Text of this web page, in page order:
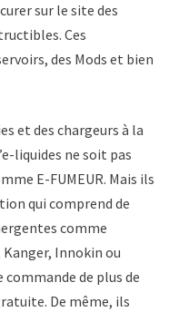
sur le site des
Ces
des Mods et bien
et des chargeurs à la
liquides ne soit pas
E-FUMEUR. Mais ils
qui comprend de
comme
Kanger, Innokin ou
commande de plus de
De même, ils